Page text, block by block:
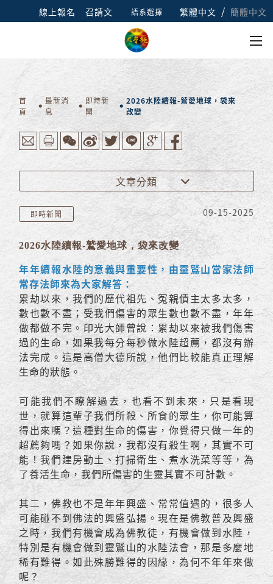
線上報名 召請文 語系選擇 繁體中文 / 簡體中文
首
頁
最新消
息
即時新
聞
2026水陸續報-鷲愛地球，袋來
改變
文章分類
即時新聞 09-15-2025
2026水陸續報-鷲愛地球，袋來改變
年年續報水陸的意義與重要性，由靈鷲山當家法師
常存法師來為大家解答：
累劫以來，我們的歷代祖先、冤親債主太多太多，
數也數不盡；受我們傷害的眾生數也數不盡，年年
做都做不完。印光大師曾說：累劫以來被我們傷害
過的生命，如果我每分每秒做水陸超薦，都沒有辦
法完成。這是高僧大德所說，他們比較能真正理解
生命的狀態。
可能我們不瞭解過去，也看不到未來，只是看現
世，就算這輩子我們所殺、所食的眾生，你可能算
得出來嗎？這種對生命的傷害，你覺得只做一年的
超薦夠嗎？如果你說，我都沒有殺生啊，其實不可
能！我們建房動土、打掃衛生、煮水洗菜等等，為
了養活生命，我們所傷害的生靈其實不可計數。
其二，佛教也不是年年興盛、常常值遇的，很多人
可能碰不到佛法的興盛弘揚。現在是佛教普及興盛
之時，我們有機會成為佛教徒，有機會做到水陸，
特別是有機會做到靈鷲山的水陸法會，那是多麼地
稀有難得。如此殊勝難得的因緣，為何不年年來做
呢？